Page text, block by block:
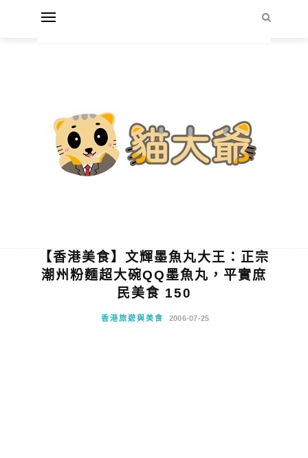
【香港美食】文輝墨魚丸大王：正宗
潮州粉麵超大碗QQ墨魚丸，平實庶
民美食 150
香港旅遊與美食 2006-07-25